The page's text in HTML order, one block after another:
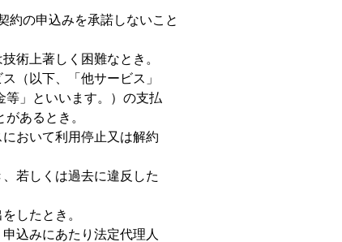
の申込みを承諾しないこと
術上著しく困難なとき。
（以下、「他サービス」
等」といいます。）の支払
あるとき。
おいて利用停止又は解約
若しくは過去に違反した
したとき。
込みにあたり法定代理人